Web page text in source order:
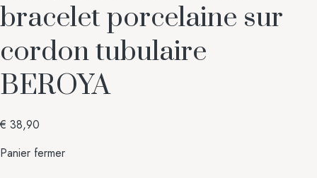
bracelet porcelaine sur
cordon tubulaire
BEROYA
€ 38,90
Panier fermer